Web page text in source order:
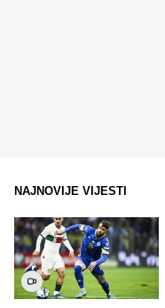
NAJNOVIJE VIJESTI